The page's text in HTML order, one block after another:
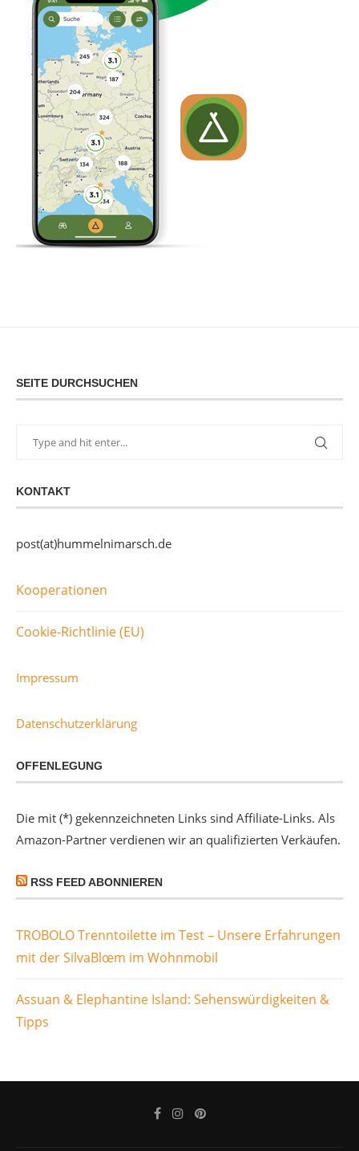
SEITE DURCHSUCHEN
KONTAKT
post(at)hummelnimarsch.de
Kooperationen
Cookie-Richtlinie (EU)
Impressum
Datenschutzerklärung
OFFENLEGUNG
Die mit (*) gekennzeichneten Links sind Affiliate-Links. Als
Amazon-Partner verdienen wir an qualifizierten Verkäufen.
RSS FEED ABONNIEREN
TROBOLO Trenntoilette im Test – Unsere Erfahrungen
mit der SilvaBlœm im Wohnmobil
Assuan & Elephantine Island: Sehenswürdigkeiten &
Tipps